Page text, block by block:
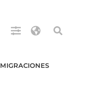
MIGRACIONES